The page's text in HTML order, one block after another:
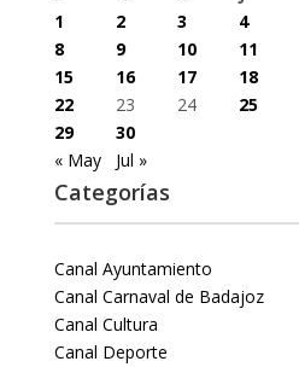
1
2 3 4
8
9 10 11
15
16 17 18
22
23 24 25
29
30
« May
Jul »
Categorías
Canal Ayuntamiento
Canal Carnaval de Badajoz
Canal Cultura
Canal Deporte